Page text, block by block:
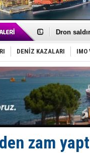
Gemi
Dron
'REGAL 1'
Gemide 5
Yakıt
Rus
Tatil
Rusya,
Enejota
Denizcilik
Taksi
DENİZ KAZALARI IMO
zam